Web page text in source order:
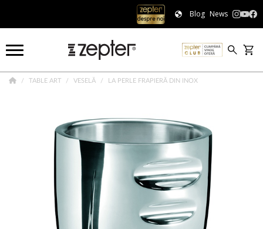
Blog News
TABLE ART VESELĂ LA PERLE FRAPIERĂ DIN INOX